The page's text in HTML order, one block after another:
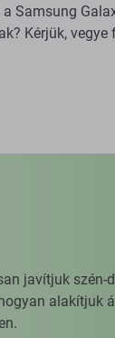
Samsung
Kérjük,
javítjuk szén-
alakítjuk